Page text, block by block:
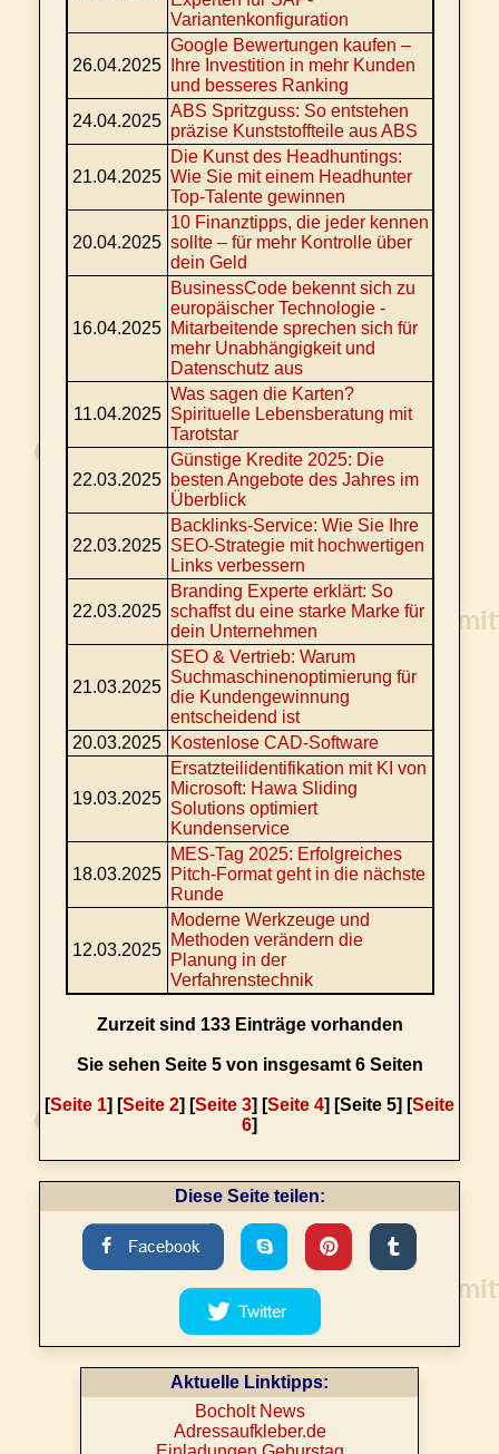
Variantenkonfiguration
26.04.2025
Google Bewertungen kaufen –
Ihre Investition in mehr Kunden
und besseres Ranking
24.04.2025
ABS Spritzguss: So entstehen
präzise Kunststoffteile aus ABS
21.04.2025
Die Kunst des Headhuntings:
Wie Sie mit einem Headhunter
Top-Talente gewinnen
20.04.2025
10 Finanztipps, die jeder kennen
sollte – für mehr Kontrolle über
dein Geld
16.04.2025
BusinessCode bekennt sich zu
europäischer Technologie -
Mitarbeitende sprechen sich für
mehr Unabhängigkeit und
Datenschutz aus
11.04.2025
Was sagen die Karten?
Spirituelle Lebensberatung mit
Tarotstar
22.03.2025
Günstige Kredite 2025: Die
besten Angebote des Jahres im
Überblick
22.03.2025
Backlinks-Service: Wie Sie Ihre
SEO-Strategie mit hochwertigen
Links verbessern
22.03.2025
Branding Experte erklärt: So
schaffst du eine starke Marke für
dein Unternehmen
21.03.2025
SEO & Vertrieb: Warum
Suchmaschinenoptimierung für
die Kundengewinnung
entscheidend ist
20.03.2025 Kostenlose CAD-Software
19.03.2025
Ersatzteilidentifikation mit KI von
Microsoft: Hawa Sliding
Solutions optimiert
Kundenservice
18.03.2025
MES-Tag 2025: Erfolgreiches
Pitch-Format geht in die nächste
Runde
12.03.2025
Moderne Werkzeuge und
Methoden verändern die
Planung in der
Verfahrenstechnik
Zurzeit sind 133 Einträge vorhanden
Sie sehen Seite 5 von insgesamt 6 Seiten
[Seite 1] [Seite 2] [Seite 3] [Seite 4] [Seite 5] [Seite
6]
Diese Seite teilen:
Aktuelle Linktipps:
Bocholt News
Adressaufkleber.de